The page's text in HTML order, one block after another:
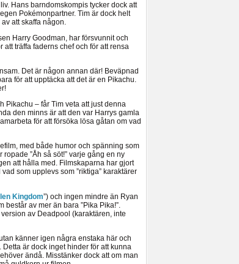
Hans barndomskompis tycker dock att
Pokémonpartner. Tim är dock helt
att skaffa någon.
Harry Goodman, har försvunnit och
träffa faderns chef och för att rensa
Det är någon annan där! Beväpnad
för att upptäcka att det är en Pikachu.
Pikachu – får Tim veta att just denna
den minns är att den var Harrys gamla
för att försöka lösa gåtan om vad
med både humor och spänning som
”Åh så söt!” varje gång en ny
att hålla med. Filmskaparna har gjort
som upplevs som ”riktiga” karaktärer
Kingdom”) och ingen mindre än Ryan
av mer än bara ”Pika Pika!”.
av Deadpool (karaktären, inte
känner igen några enstaka här och
är dock inget hinder för att kunna
ändå. Misstänker dock att om man